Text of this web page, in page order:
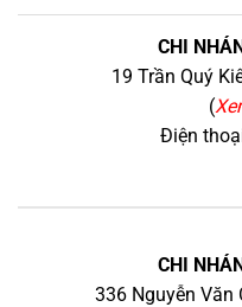
CHI
19 Trần Quý
(
Điện
CHI
336 Nguyễn Văn